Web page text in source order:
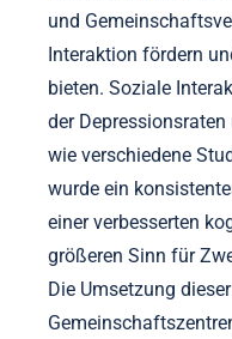
und
Interaktion fördern
bieten. Soziale
der
wie verschiedene
wurde ein
einer verbesserten
größeren Sinn für
Die Umsetzung